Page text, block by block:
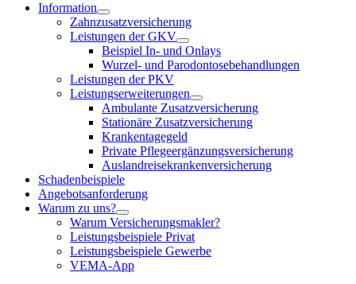
Information
Zahnzusatzversicherung
Leistungen der GKV
Beispiel In- und Onlays
Wurzel- und Parodontosebehandlungen
Leistungen der PKV
Leistungserweiterungen
Ambulante Zusatzversicherung
Stationäre Zusatzversicherung
Krankentagegeld
Private Pflegeergänzungsversicherung
Auslandreisekrankenversicherung
Schadenbeispiele
Angebotsanforderung
Warum zu uns?
Warum Versicherungsmakler?
Leistungsbeispiele Privat
Leistungsbeispiele Gewerbe
VEMA-App